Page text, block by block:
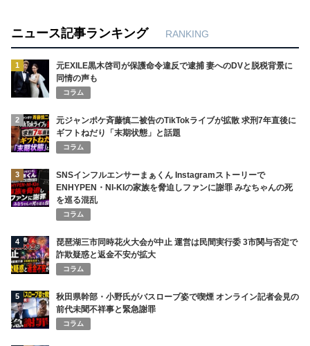
ニュース記事ランキング RANKING
1
元EXILE黒木啓司が保護命令違反で逮捕 妻へのDVと脱税背景に
同情の声も
コラム
2
元ジャンポケ斉藤慎二被告のTikTokライブが拡散 求刑7年直後に
ギフトねだり「末期状態」と話題
コラム
3
SNSインフルエンサーまぁくん Instagramストーリーで
ENHYPEN・NI-KIの家族を脅迫しファンに謝罪 みなちゃんの死
を巡る混乱
コラム
4
琵琶湖三市同時花火大会が中止 運営は民間実行委 3市関与否定で
詐欺疑惑と返金不安が拡大
コラム
5
秋田県幹部・小野氏がバスローブ姿で喫煙 オンライン記者会見の
前代未聞不祥事と緊急謝罪
コラム